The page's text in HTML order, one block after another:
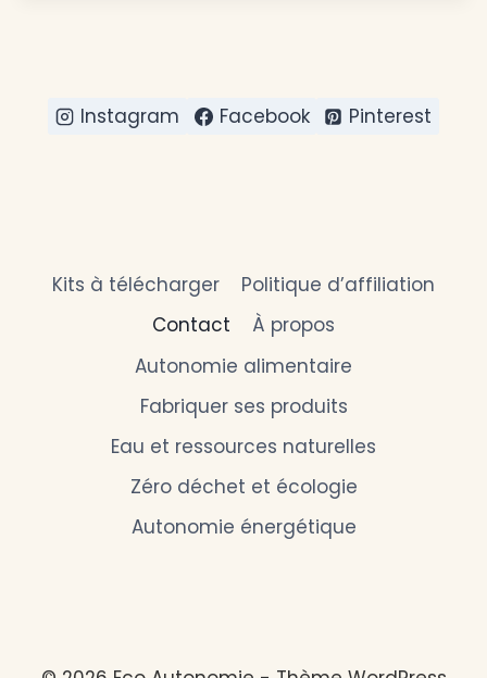
Instagram Facebook Pinterest
Kits à télécharger
Politique d’affiliation
Contact
À propos
Autonomie alimentaire
Fabriquer ses produits
Eau et ressources naturelles
Zéro déchet et écologie
Autonomie énergétique